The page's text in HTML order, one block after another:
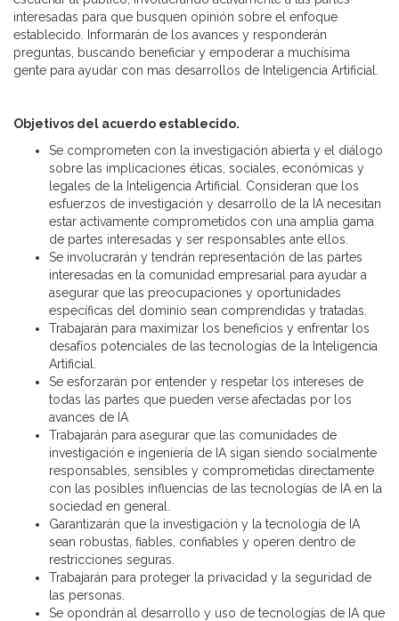
interesadas para que busquen opinión sobre el enfoque
establecido. Informarán de los avances y responderán
preguntas, buscando beneficiar y empoderar a muchísima
gente para ayudar con mas desarrollos de Inteligencia Artificial.
Objetivos del acuerdo establecido.
Se comprometen con la investigación abierta y el diálogo
sobre las implicaciones éticas, sociales, económicas y
legales de la Inteligencia Artificial. Consideran que los
esfuerzos de investigación y desarrollo de la IA necesitan
estar activamente comprometidos con una amplia gama
de partes interesadas y ser responsables ante ellos.
Se involucrarán y tendrán representación de las partes
interesadas en la comunidad empresarial para ayudar a
asegurar que las preocupaciones y oportunidades
específicas del dominio sean comprendidas y tratadas.
Trabajarán para maximizar los beneficios y enfrentar los
desafíos potenciales de las tecnologías de la Inteligencia
Artificial.
Se esforzarán por entender y respetar los intereses de
todas las partes que pueden verse afectadas por los
avances de IA
Trabajarán para asegurar que las comunidades de
investigación e ingeniería de IA sigan siendo socialmente
responsables, sensibles y comprometidas directamente
con las posibles influencias de las tecnologías de IA en la
sociedad en general.
Garantizarán que la investigación y la tecnología de IA
sean robustas, fiables, confiables y operen dentro de
restricciones seguras.
Trabajarán para proteger la privacidad y la seguridad de
las personas.
Se opondrán al desarrollo y uso de tecnologías de IA que